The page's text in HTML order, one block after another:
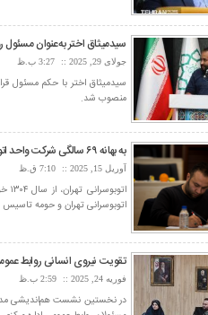
سیدمیثاق اختر به‌عنوان مسئول
جولای 29, 2025 3:27 ب.ظ
منصوب شد.
به بهانه ۶۹ سالگی شرکت واحد اتوبوسرانی تهران؛ از سکه تا کارت هوشمند
آوریل 15, 2025 7:10 ق.ظ
اتوبوسرانی تهران و حومه
تقویت نیروی انسانی روابط
فوریه 24, 2025 2:59 ب.ظ
در نخستین نشست هم‌اندیشی
گزارش سیدمیثاق اختر در اربعین حسینی از
ف...
جولای 19, 2020
حال و هوای اربعین حسینی سال 1398 در عراق